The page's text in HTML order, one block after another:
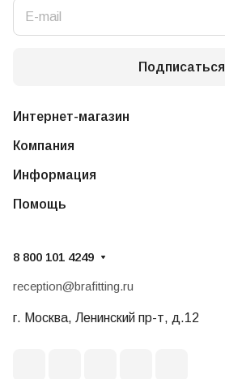
Подписаться
Интернет-магазин
Компания
Информация
Помощь
8 800 101 4249
reception@brafitting.ru
г. Москва, Ленинский пр-т, д.12